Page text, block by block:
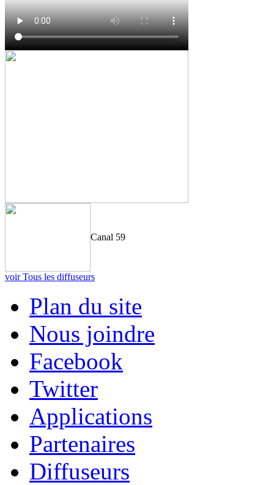
Canal 59
voir Tous les diffuseurs
Plan du site
Nous joindre
Facebook
Twitter
Applications
Partenaires
Diffuseurs